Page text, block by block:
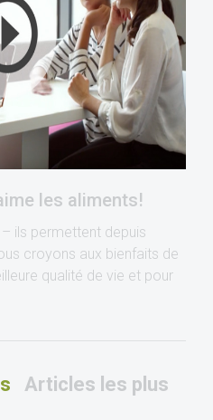
les aliments!
ils permettent depuis
croyons aux bienfaits de
qualité de vie et pour
Articles les plus